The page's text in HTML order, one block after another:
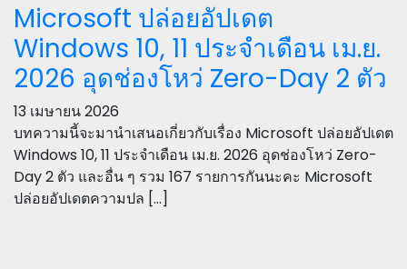
Microsoft ปล่อยอัปเดต
Windows 10, 11 ประจำเดือน เม.ย.
2026 อุดช่องโหว่ Zero-Day 2 ตัว
13 เมษายน 2026
บทความนี้จะมานำเสนอเกี่ยวกับเรื่อง Microsoft ปล่อยอัปเดต
Windows 10, 11 ประจำเดือน เม.ย. 2026 อุดช่องโหว่ Zero-
Day 2 ตัว และอื่น ๆ รวม 167 รายการกันนะคะ Microsoft
ปล่อยอัปเดตความปล […]